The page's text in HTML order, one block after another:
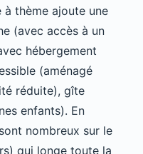
thème ajoute une
(avec accès à un
hébergement
(aménagé
réduite), gîte
enfants). En
nombreux sur le
qui longe toute la